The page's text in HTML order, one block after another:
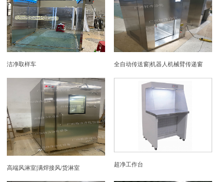
洁净取样车 全自动传送窗|机器人机械臂传递窗
高端风淋室|满焊接风/货淋室 超净工作台